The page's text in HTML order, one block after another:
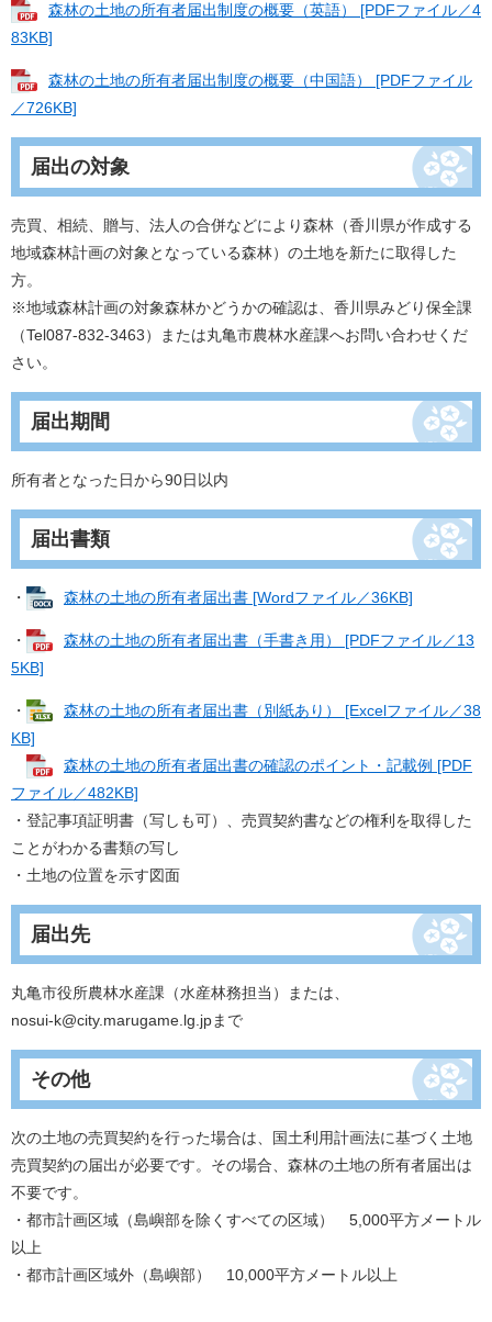
森林の土地の所有者届出制度の概要（英語） [PDFファイル／4
83KB]
森林の土地の所有者届出制度の概要（中国語） [PDFファイル
／726KB]
届出の対象
売買、相続、贈与、法人の合併などにより森林（香川県が作成する
地域森林計画の対象となっている森林）の土地を新たに取得した
方。
​※地域森林計画の対象森林かどうかの確認は、香川県みどり保全課
（Tel087-832-3463）または丸亀市農林水産課へお問い合わせくだ
さい。
届出期間
所有者となった日から90日以内
届出書類
・ 森林の土地の所有者届出書 [Wordファイル／36KB]
・
森林の土地の所有者届出書（手書き用） [PDFファイル／13
5KB]
・
森林の土地の所有者届出書（別紙あり） [Excelファイル／38
KB]
森林の土地の所有者届出書の確認のポイント・記載例 [PDF
ファイル／482KB]
・登記事項証明書（写しも可）、売買契約書などの権利を取得した
ことがわかる書類の写し
・土地の位置を示す図面
届出先
丸亀市役所農林水産課（水産林務担当）または、
nosui-k@city.marugame.lg.jpまで
その他
次の土地の売買契約を行った場合は、国土利用計画法に基づく土地
売買契約の届出が必要です。その場合、森林の土地の所有者届出は
不要です。
・都市計画区域（島嶼部を除くすべての区域） 5,000平方メートル
以上
・都市計画区域外（島嶼部） 10,000平方メートル以上